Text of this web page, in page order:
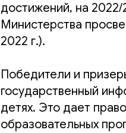
достижений, на 2022/
Министерства
2022 г.).
Победители и
государственный
детях. Это дает
образовательных